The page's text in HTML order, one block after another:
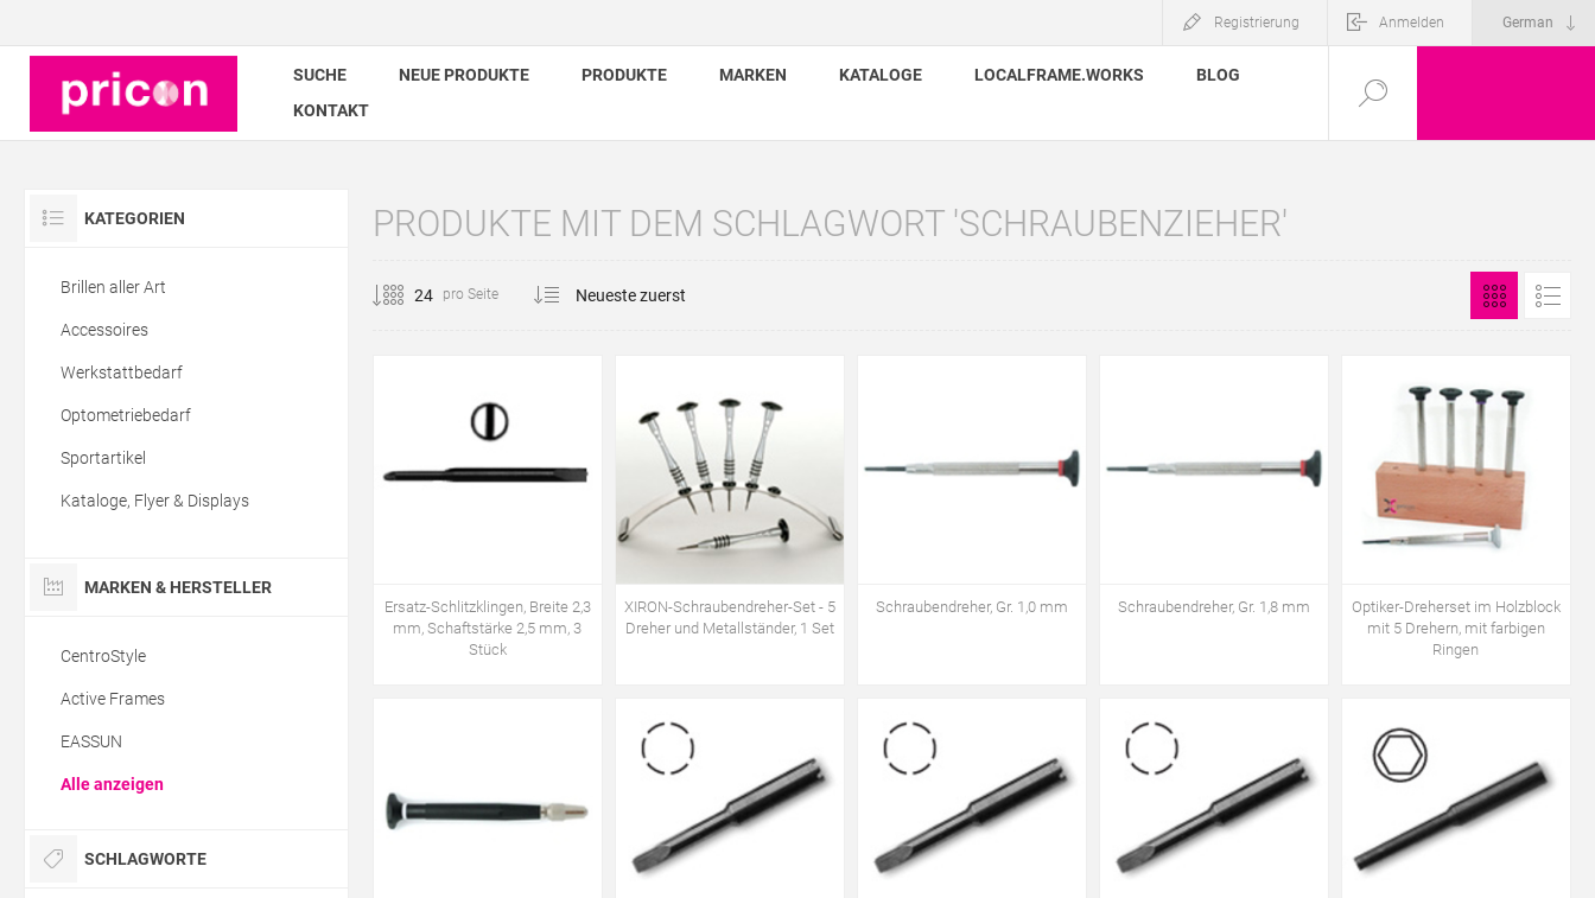
Registrierung Anmelden
SUCHE NEUE PRODUKTE PRODUKTE MARKEN KATALOGE LOCALFRAME.WORKS
BLOG
KONTAKT
PRODUKTE MIT DEM SCHLAGWORT 'SCHRAUBENZIEHER'
pro Seite
Ersatz-Schlitzklingen, Breite 2,3
mm, Schaftstärke 2,5 mm, 3
Stück
XIRON-Schraubendreher-Set - 5
Dreher und Metallständer, 1 Set
Schraubendreher, Gr. 1,0 mm Schraubendreher, Gr. 1,8 mm
Optiker-Dreherset im Holzblock
mit 5 Drehern, mit farbigen
Ringen
KATEGORIEN
Brillen aller Art
Accessoires
Werkstattbedarf
Optometriebedarf
Sportartikel
Kataloge, Flyer & Displays
MARKEN & HERSTELLER
CentroStyle
Active Frames
EASSUN
Alle anzeigen
SCHLAGWORTE